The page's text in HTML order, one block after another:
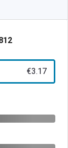
€3.17
el cuadro de